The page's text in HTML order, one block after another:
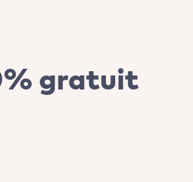
gratuit